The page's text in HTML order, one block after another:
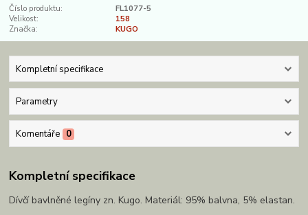
Číslo produktu:
FL1077-5
Velikost:
158
Značka:
KUGO
Kompletní specifikace
Parametry
Komentáře 0
Kompletní specifikace
Dívčí bavlněné legíny zn. Kugo. Materiál: 95% balvna, 5% elastan.